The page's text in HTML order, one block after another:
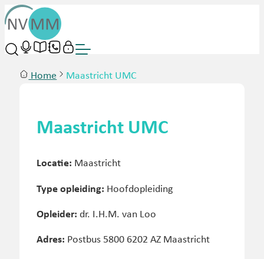
Home Maastricht UMC
Maastricht UMC
Locatie: Maastricht
Type opleiding: Hoofdopleiding
Opleider: dr. I.H.M. van Loo
Adres: Postbus 5800 6202 AZ Maastricht